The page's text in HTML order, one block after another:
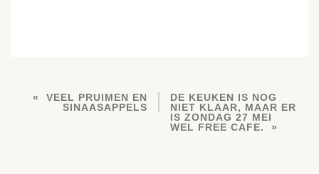
VEEL PRUIMEN EN
SINAASAPPELS
DE KEUKEN IS NOG
NIET KLAAR, MAAR ER
IS ZONDAG 27 MEI
WEL FREE CAFE.